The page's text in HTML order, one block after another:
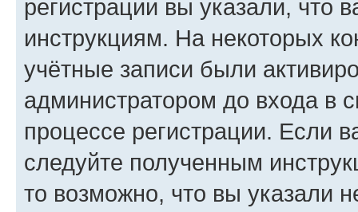
регистрации вы указали, что
инструкциям. На некоторых
учётные записи были
администратором до входа в
процессе регистрации. Если
следуйте полученным
то возможно, что вы указали